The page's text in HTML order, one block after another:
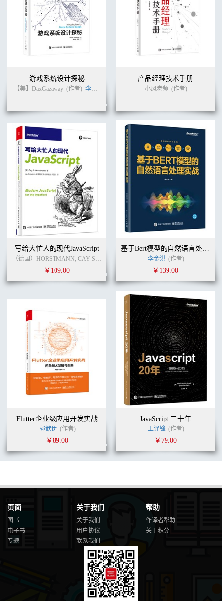
游戏系统设计探秘
【美】DaxGazaway (作者) 李天颀
产品经理技术手册
小风老师 (作者)
写给大忙人的现代JavaScript
（德国）HORSTMANN, CAY S. (作者) 浙江阿里巴巴聚橙技术发展有限公司
￥109.00
李金洪 (作者)
￥139.00
Flutter企业级应用开发实战
郭歆伊 (作者)
￥89.00
JavaScript 二十年
王译锋 (作者)
￥79.00
页面
图书
电子书
专题
关于我们
关于我们
用户协议
联系我们
帮助
作译者帮助
关于积分